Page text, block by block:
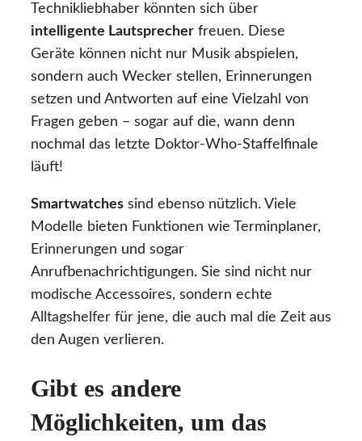
Technikliebhaber könnten sich über
intelligente Lautsprecher freuen. Diese
Geräte können nicht nur Musik abspielen,
sondern auch Wecker stellen, Erinnerungen
setzen und Antworten auf eine Vielzahl von
Fragen geben – sogar auf die, wann denn
nochmal das letzte Doktor-Who-Staffelfinale
läuft!
Smartwatches sind ebenso nützlich. Viele
Modelle bieten Funktionen wie Terminplaner,
Erinnerungen und sogar
Anrufbenachrichtigungen. Sie sind nicht nur
modische Accessoires, sondern echte
Alltagshelfer für jene, die auch mal die Zeit aus
den Augen verlieren.
Gibt es andere
Möglichkeiten, um das